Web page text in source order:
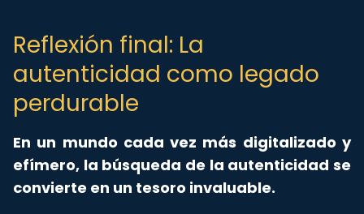
Reflexión final: La
autenticidad como legado
perdurable
En un mundo cada vez más digitalizado y
efímero, la búsqueda de la autenticidad se
convierte en un tesoro invaluable.